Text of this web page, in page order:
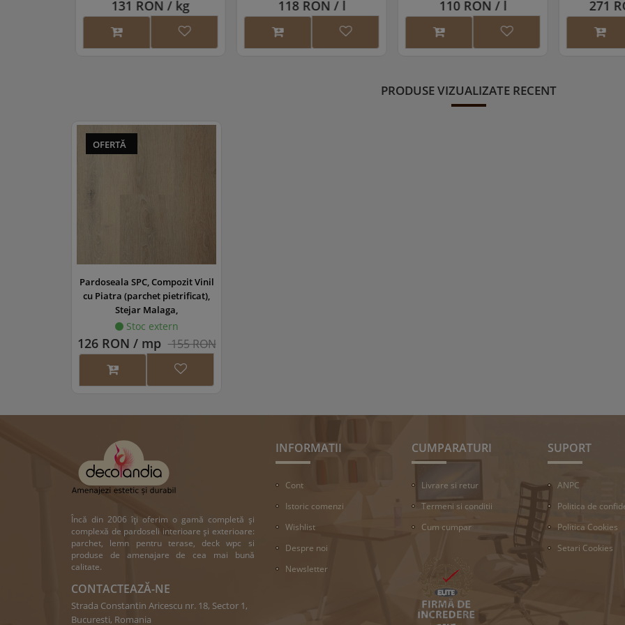
131 RON / kg 118 RON / l 110 RON / l 271
PRODUSE VIZUALIZATE RECENT
OFERTĂ
Pardoseala SPC, Compozit Vinil
cu Piatra (parchet pietrificat),
Stejar Malaga,
1220x180x4.5/0.3mm, WINBAS-
1159/1
Stoc extern
126 RON / mp 155 RON
Încă din 2006 îți oferim o gamă completă și
complexă de pardoseli interioare și exterioare:
parchet, lemn pentru terase, deck wpc si
produse de amenajare de cea mai bună
calitate.
CONTACTEAZĂ-NE
Strada Constantin Aricescu nr. 18, Sector 1,
Bucuresti, Romania
INFORMATII
Cont
Istoric comenzi
Wishlist
Despre noi
Newsletter
CUMPARATURI
Livrare si retur
Termeni si conditii
Cum cumpar
SUPORT
ANPC
Politica de
Politica Cookies
Setari Cookies